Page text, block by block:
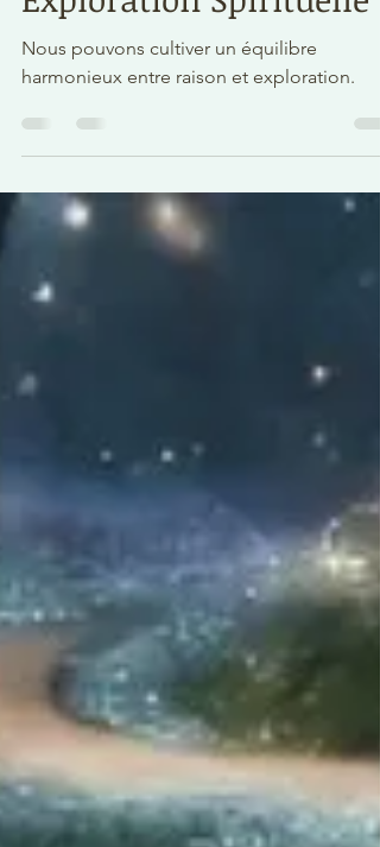
Cartésienne et
Exploration Spirituelle
Nous pouvons cultiver un équilibre